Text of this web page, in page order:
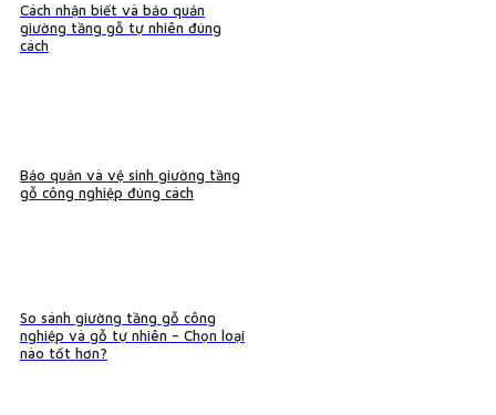
Cách nhận biết và bảo quản
giường tầng gỗ tự nhiên đúng
cách
Bảo quản và vệ sinh giường tầng
gỗ công nghiệp đúng cách
So sánh giường tầng gỗ công
nghiệp và gỗ tự nhiên – Chọn loại
nào tốt hơn?